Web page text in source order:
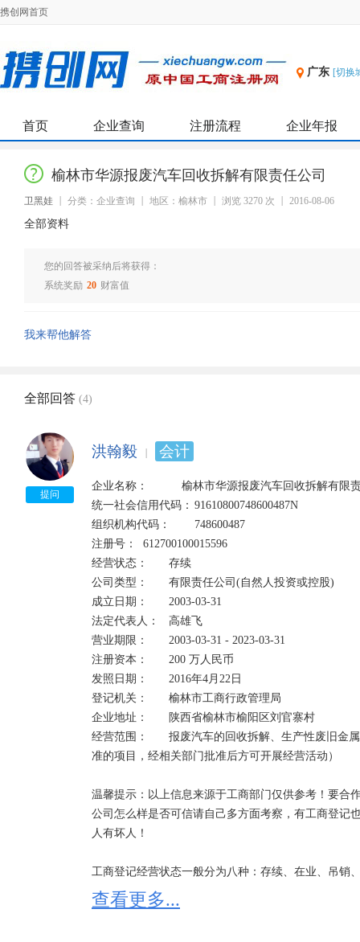
携创网首页
广东 [切换
首页 企业查询 注册流程 企业年报
榆林市华源报废汽车回收拆解有限责任公司
卫黑娃 分类：企业查询 地区：榆林市 浏览 3270 次 2016-08-06
全部资料
您的回答被采纳后将获得：
系统奖励 20 财富值
我来帮他解答
全部回答 (4)
提问
洪翰毅 会计
企业名称：　　　榆林市华源报废汽车回收拆解有限
统一社会信用代码：	91610800748600487N
组织机构代码：	748600487
注册号：	612700100015596
经营状态：	存续
公司类型：	有限责任公司(自然人投资或控股)
成立日期：	2003-03-31
法定代表人：	高雄飞
营业期限：	2003-03-31 - 2023-03-31
注册资本：	200 万人民币
发照日期：	2016年4月22日
登记机关：	榆林市工商行政管理局
企业地址：	陕西省榆林市榆阳区刘官寨村
经营范围：	报废汽车的回收拆解、生产性废旧金属的收购销售；钢材、汽车配件销售。（依法须经批
准的项目，经相关部门批准后方可开展经营活动）
温馨提示：以上信息来源于工商部门仅供参考！要合
公司怎么样是否可信请自己多方面考察，有工商登记
人有坏人！
工商登记经营状态一般分为八种：存续、在业、吊销
1、经营状态存续是指：企业依法存在并继续正常运
2、经营状态在业是指：企业正常开工生产，新建企
查看更多...